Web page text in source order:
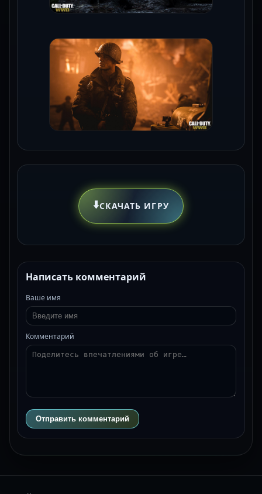
⬇️СКАЧАТЬ ИГРУ
Написать комментарий
Ваше имя
Комментарий
Отправить комментарий